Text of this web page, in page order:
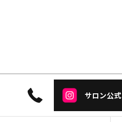
サロン公式